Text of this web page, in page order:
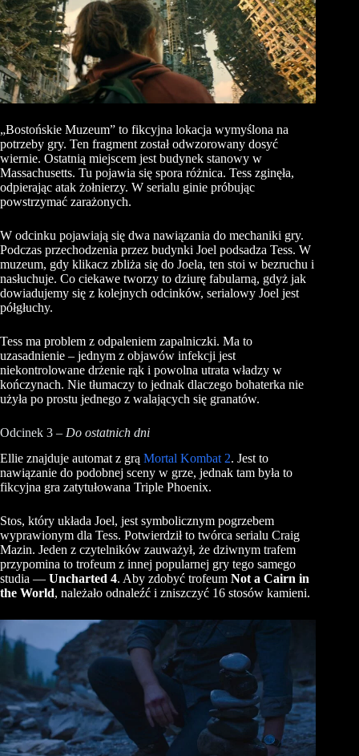
„Bostońskie Muzeum” to fikcyjna lokacja wymyślona na
potrzeby gry. Ten fragment został odwzorowany dosyć
wiernie. Ostatnią miejscem jest budynek stanowy w
Massachusetts. Tu pojawia się spora różnica. Tess zginęła,
odpierając atak żołnierzy. W serialu ginie próbując
powstrzymać zarażonych.
W odcinku pojawiają się dwa nawiązania do mechaniki gry.
Podczas przechodzenia przez budynki Joel podsadza Tess. W
muzeum, gdy klikacz zbliża się do Joela, ten stoi w bezruchu i
nasłuchuje. Co ciekawe tworzy to dziurę fabularną, gdyż jak
dowiadujemy się z kolejnych odcinków, serialowy Joel jest
półgłuchy.
Tess ma problem z odpaleniem zapalniczki. Ma to
uzasadnienie – jednym z objawów infekcji jest
niekontrolowane drżenie rąk i powolna utrata władzy w
kończynach. Nie tłumaczy to jednak dlaczego bohaterka nie
użyła po prostu jednego z walających się granatów.
Odcinek 3 – Do ostatnich dni
Ellie znajduje automat z grą Mortal Kombat 2. Jest to
nawiązanie do podobnej sceny w grze, jednak tam była to
fikcyjna gra zatytułowana Triple Phoenix.
Stos, który układa Joel, jest symbolicznym pogrzebem
wyprawionym dla Tess. Potwierdził to twórca serialu Craig
Mazin. Jeden z czytelników zauważył, że dziwnym trafem
przypomina to trofeum z innej popularnej gry tego samego
studia — Uncharted 4. Aby zdobyć trofeum Not a Cairn in
the World, należało odnaleźć i zniszczyć 16 stosów kamieni.